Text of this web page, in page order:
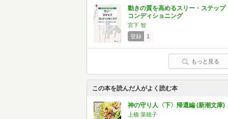
動きの質を高めるスリー・ステップ
コンディショニング
宮下 智
登録
1
もっと見る
この本を読んだ人がよく読む本
神の守り人〈下〉帰還編 (新潮文庫)
上橋 菜穂子